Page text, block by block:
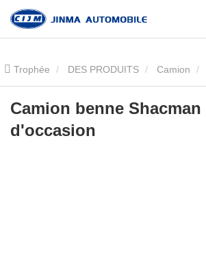
Trophée DES PRODUITS Camion
Shacman Camion Benne Shacman F3000
Camion benne Shacman
d'occasion